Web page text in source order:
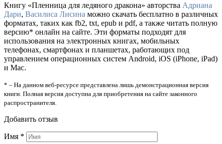
Книгу «Пленница для ледяного дракона» авторства Адриана
Дари, Василиса Лисина можно скачать бесплатно в различных
форматах, таких как fb2, txt, epub и pdf, а также читать полную
версию* онлайн на сайте. Эти форматы подходят для
использования на электронных книгах, мобильных
телефонах, смартфонах и планшетах, работающих под
управлением операционных систем Android, iOS (iPhone, iPad)
и Mac.
* – На данном веб-ресурсе представлена лишь демонстрационная версия
книги. Полная версия доступна для приобретения на сайте законного
распространителя.
Добавить отзыв
Имя *